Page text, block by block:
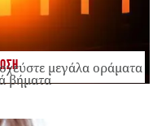
μεγάλα οράματα
βήματα